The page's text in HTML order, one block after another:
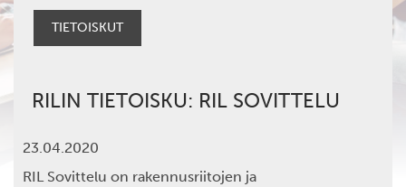
TIETOISKUT
RILIN TIETOISKU: RIL SOVITTELU
23.04.2020
RIL Sovittelu on rakennusriitojen ja